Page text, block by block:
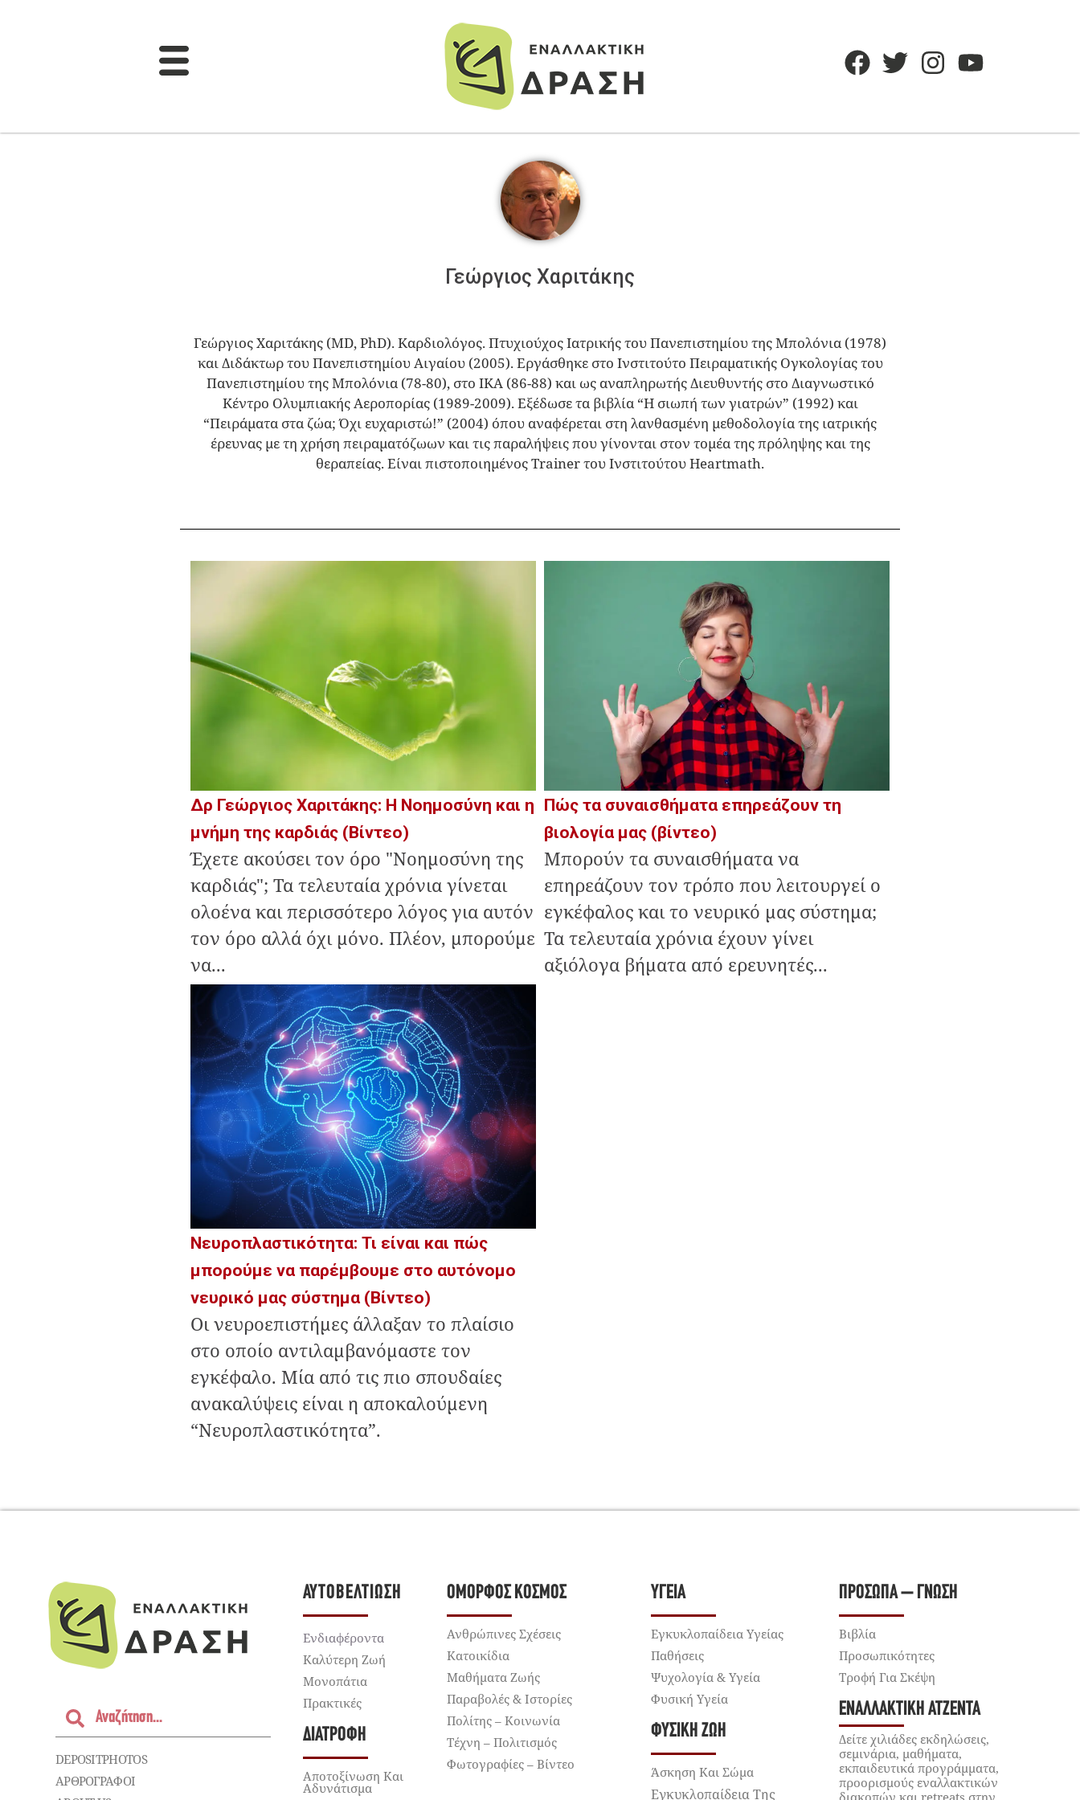
Γεώργιος Χαριτάκης
Γεώργιος Χαριτάκης (ΜD, PhD). Καρδιολόγος. Πτυχιούχος Ιατρικής του Πανεπιστημίου της Μπολόνια (1978)
και Διδάκτωρ του Πανεπιστημίου Αιγαίου (2005). Εργάσθηκε στο Ινστιτούτο Πειραματικής Ογκολογίας του
Πανεπιστημίου της Μπολόνια (78-80), στο ΙΚΑ (86-88) και ως αναπληρωτής Διευθυντής στο Διαγνωστικό
Κέντρο Ολυμπιακής Αεροπορίας (1989-2009). Εξέδωσε τα βιβλία “Η σιωπή των γιατρών” (1992) και
“Πειράματα στα ζώα; Όχι ευχαριστώ!” (2004) όπου αναφέρεται στη λανθασμένη μεθοδολογία της ιατρικής
έρευνας με τη χρήση πειραματόζωων και τις παραλήψεις που γίνονται στον τομέα της πρόληψης και της
θεραπείας. Είναι πιστοποιημένος Trainer του Ινστιτούτου Heartmath.
Δρ Γεώργιος Χαριτάκης: Η Νοημοσύνη και η
μνήμη της καρδιάς (Βίντεο)
Έχετε ακούσει τον όρο "Νοημοσύνη της
καρδιάς"; Τα τελευταία χρόνια γίνεται
ολοένα και περισσότερο λόγος για αυτόν
τον όρο αλλά όχι μόνο. Πλέον, μπορούμε
να...
Πώς τα συναισθήματα επηρεάζουν τη
βιολογία μας (βίντεο)
Μπορούν τα συναισθήματα να
επηρεάζουν τον τρόπο που λειτουργεί ο
εγκέφαλος και το νευρικό μας σύστημα;
Τα τελευταία χρόνια έχουν γίνει
αξιόλογα βήματα από ερευνητές...
Νευροπλαστικότητα: Τι είναι και πώς
μπορούμε να παρέμβουμε στο αυτόνομο
νευρικό μας σύστημα (Βίντεο)
Οι νευροεπιστήμες άλλαξαν το πλαίσιο
στο οποίο αντιλαμβανόμαστε τον
εγκέφαλο. Μία από τις πιο σπουδαίες
ανακαλύψεις είναι η αποκαλούμενη
“Νευροπλαστικότητα”.
DEPOSITPHOTOS
ΑΡΘΡΟΓΡΑΦΟΙ
ΑΥΤΟΒΕΛΤΊΩΣΗ
Ενδιαφέροντα
Καλύτερη Ζωή
Μονοπάτια
Πρακτικές
ΔΙΑΤΡΟΦΉ
Αποτοξίνωση Και
Αδυνάτισμα
ΌΜΟΡΦΟΣ ΚΌΣΜΟΣ
Ανθρώπινες Σχέσεις
Κατοικίδια
Μαθήματα Ζωής
Παραβολές & Ιστορίες
Πολίτης – Κοινωνία
Τέχνη – Πολιτισμός
Φωτογραφίες – Βίντεο
ΥΓΕΊΑ
Εγκυκλοπαίδεια Υγείας
Παθήσεις
Ψυχολογία & Υγεία
Φυσική Υγεία
ΦΥΣΙΚΉ ΖΩΉ
Άσκηση Και Σώμα
Εγκυκλοπαίδεια Της
ΠΡΌΣΩΠΑ – ΓΝΏΣΗ
Βιβλία
Προσωπικότητες
Τροφή Για Σκέψη
ΕΝΑΛΛΑΚΤΙΚΉ ΑΤΖΈΝΤΑ
Δείτε χιλιάδες εκδηλώσεις,
σεμινάρια, μαθήματα,
εκπαιδευτικά προγράμματα,
προορισμούς εναλλακτικών